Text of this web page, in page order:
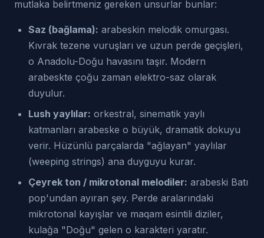
mutlaka belirtmeniz gereken unsurlar bunlar:
Saz (bağlama): arabeskin melodik omurgası.
Kıvrak tezene vuruşları ve uzun perde geçişleri,
o Anadolu-Doğu havasını taşır. Modern
arabeskte çoğu zaman elektro-saz olarak
duyulur.
Lush yaylılar: orkestral, sinematik yaylı
katmanları arabeske o büyük, dramatik dokuyu
verir. Hüzünlü parçalarda "ağlayan" yaylılar
(weeping strings) ana duyguyu kurar.
Çeyrek ton / mikrotonal melodiler: arabeski Batı
pop'undan ayıran şey. Perde aralarındaki
mikrotonal kayışlar ve maqam esintili diziler,
kulağa "Doğu" gelen o karakteri yaratır.